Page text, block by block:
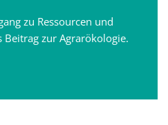
zu Ressourcen und
Beitrag zur Agrarökologie.